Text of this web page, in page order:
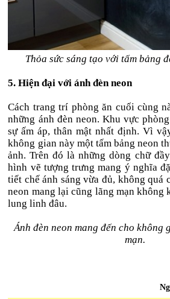
Thỏa sức sáng tạo với tấm bảng
5. Hiện đại với ánh đèn neon
Cách trang trí phòng ăn cuối cùng
những ánh đèn neon. Khu vực
sự ấm áp, thân mật nhất định. Vì
không gian này một tấm bảng neon
ảnh. Trên đó là những dòng chữ
hình vẽ tượng trưng mang ý nghĩa
tiết chế ánh sáng vừa đủ, không quá
neon mang lại cũng lãng mạn không
lung linh đâu.
Ánh đèn neon mang đến cho không
mạn.